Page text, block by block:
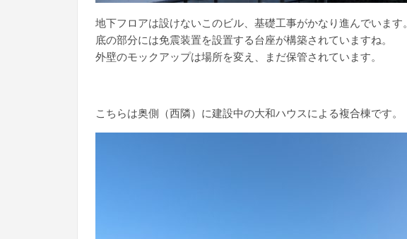
地下フロアは設けないこのビル、基礎工事がかなり進んでいます。
底の部分には免震装置を設置する台座が構築されていますね。
外壁のモックアップは場所を変え、まだ保管されています。
こちらは奥側（西隣）に建設中の大和ハウスによる複合棟です。